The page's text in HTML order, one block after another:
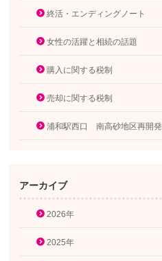
終活・エンディングノート
女性の活躍と相続の話題
購入に関する税制
売却に関する税制
浦和駅西口 南高砂地区再開発
アーカイブ
2026年
2025年